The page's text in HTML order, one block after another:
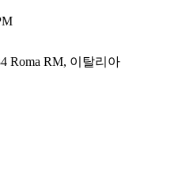
Roma RM, 이탈리아